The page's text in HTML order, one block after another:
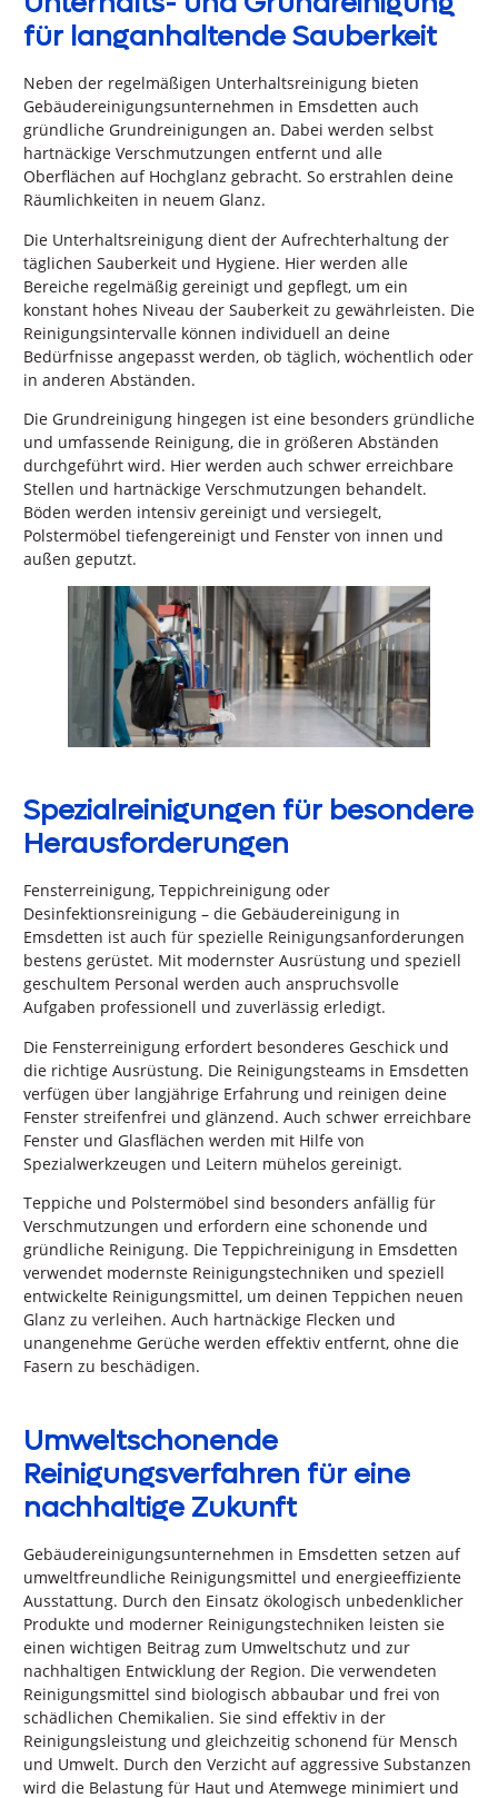
für langanhaltende Sauberkeit
Neben der regelmäßigen Unterhaltsreinigung bieten
Gebäudereinigungsunternehmen in Emsdetten auch
gründliche Grundreinigungen an. Dabei werden selbst
hartnäckige Verschmutzungen entfernt und alle
Oberflächen auf Hochglanz gebracht. So erstrahlen deine
Räumlichkeiten in neuem Glanz.
Die Unterhaltsreinigung dient der Aufrechterhaltung der
täglichen Sauberkeit und Hygiene. Hier werden alle
Bereiche regelmäßig gereinigt und gepflegt, um ein
konstant hohes Niveau der Sauberkeit zu gewährleisten. Die
Reinigungsintervalle können individuell an deine
Bedürfnisse angepasst werden, ob täglich, wöchentlich oder
in anderen Abständen.
Die Grundreinigung hingegen ist eine besonders gründliche
und umfassende Reinigung, die in größeren Abständen
durchgeführt wird. Hier werden auch schwer erreichbare
Stellen und hartnäckige Verschmutzungen behandelt.
Böden werden intensiv gereinigt und versiegelt,
Polstermöbel tiefengereinigt und Fenster von innen und
außen geputzt.
Spezialreinigungen für besondere
Herausforderungen
Fensterreinigung, Teppichreinigung oder
Desinfektionsreinigung – die Gebäudereinigung in
Emsdetten ist auch für spezielle Reinigungsanforderungen
bestens gerüstet. Mit modernster Ausrüstung und speziell
geschultem Personal werden auch anspruchsvolle
Aufgaben professionell und zuverlässig erledigt.
Die Fensterreinigung erfordert besonderes Geschick und
die richtige Ausrüstung. Die Reinigungsteams in Emsdetten
verfügen über langjährige Erfahrung und reinigen deine
Fenster streifenfrei und glänzend. Auch schwer erreichbare
Fenster und Glasflächen werden mit Hilfe von
Spezialwerkzeugen und Leitern mühelos gereinigt.
Teppiche und Polstermöbel sind besonders anfällig für
Verschmutzungen und erfordern eine schonende und
gründliche Reinigung. Die Teppichreinigung in Emsdetten
verwendet modernste Reinigungstechniken und speziell
entwickelte Reinigungsmittel, um deinen Teppichen neuen
Glanz zu verleihen. Auch hartnäckige Flecken und
unangenehme Gerüche werden effektiv entfernt, ohne die
Fasern zu beschädigen.
Umweltschonende
Reinigungsverfahren für eine
nachhaltige Zukunft
Gebäudereinigungsunternehmen in Emsdetten setzen auf
umweltfreundliche Reinigungsmittel und energieeffiziente
Ausstattung. Durch den Einsatz ökologisch unbedenklicher
Produkte und moderner Reinigungstechniken leisten sie
einen wichtigen Beitrag zum Umweltschutz und zur
nachhaltigen Entwicklung der Region. Die verwendeten
Reinigungsmittel sind biologisch abbaubar und frei von
schädlichen Chemikalien. Sie sind effektiv in der
Reinigungsleistung und gleichzeitig schonend für Mensch
und Umwelt. Durch den Verzicht auf aggressive Substanzen
wird die Belastung für Haut und Atemwege minimiert und